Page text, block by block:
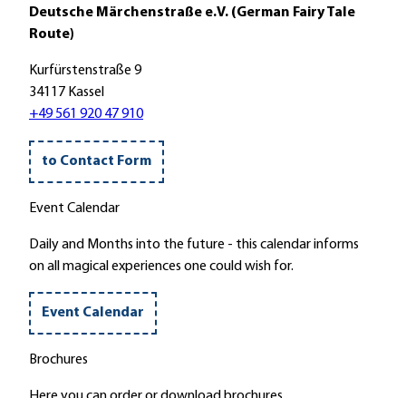
Deutsche Märchenstraße e.V. (German Fairy Tale
Route)
Kurfürstenstraße 9
34117 Kassel
+49 561 920 47 910
to Contact Form
Event Calendar
Daily and Months into the future - this calendar informs
on all magical experiences one could wish for.
Event Calendar
Brochures